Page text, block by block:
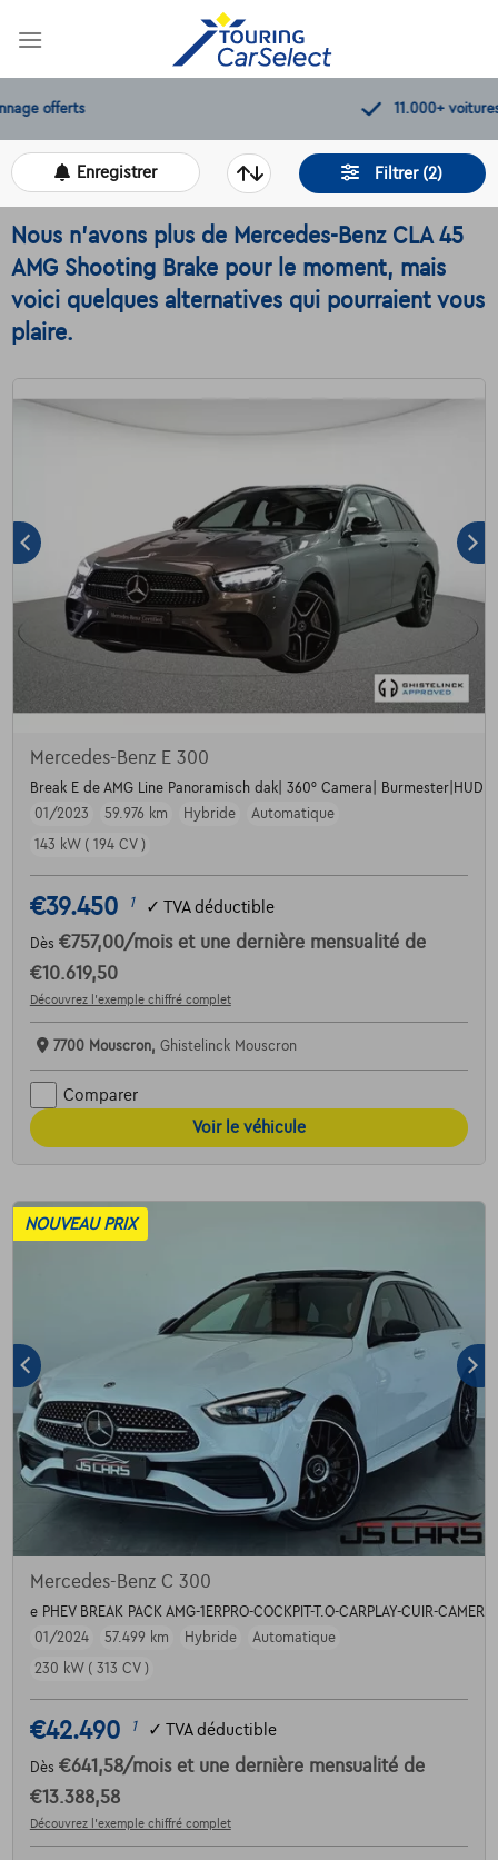
Filtrer (2)
Enregistrer
Nous n'avons plus de Mercedes-Benz CLA 45
AMG Shooting Brake pour le moment, mais
voici quelques alternatives qui pourraient vous
plaire.
Mercedes-Benz E 300
Break E de AMG Line Panoramisch dak| 360° Camera| Burmester|HUD +
01/2023
59.976 km Hybride
Automatique
143 kW ( 194 CV )
€39.450 1 ✓ TVA déductible
Dès €757,00/mois et une dernière mensualité de
€10.619,50
Découvrez l’exemple chiffré complet
7700 Mouscron, Ghistelinck Mouscron
Comparer
Voir le véhicule
NOUVEAU PRIX
Mercedes-Benz C 300
e PHEV BREAK PACK AMG-1ERPRO-COCKPIT-T.O-CARPLAY-CUIR-
01/2024
57.499 km Hybride
Automatique
230 kW ( 313 CV )
€42.490 1 ✓ TVA déductible
Dès €641,58/mois et une dernière mensualité de
€13.388,58
Découvrez l’exemple chiffré complet